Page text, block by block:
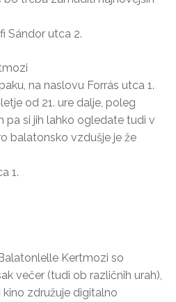
Sándor utca 2.
na naslovu Forrás utca 1.
od 21. ure dalje, poleg
pa si jih lahko ogledate tudi v
balatonsko vzdušje je že
1.
Kertmozi so
večer (tudi ob različnih urah),
kino združuje digitalno